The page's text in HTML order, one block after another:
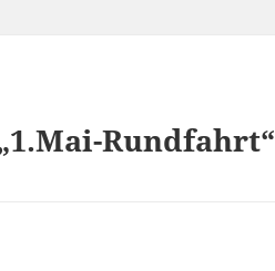
Rundfahrt“